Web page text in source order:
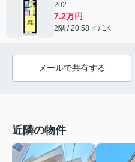
202
7.2万円
2階 / 20.58㎡ / 1K
メールで共有する
近隣の物件